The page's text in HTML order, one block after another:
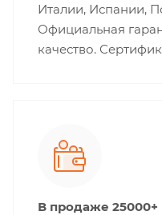
Италии, Испании,
Официальная
качество.
В продаже